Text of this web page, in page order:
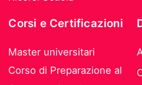
Corsi e Certificazioni
Master universitari
Corso di Preparazione al